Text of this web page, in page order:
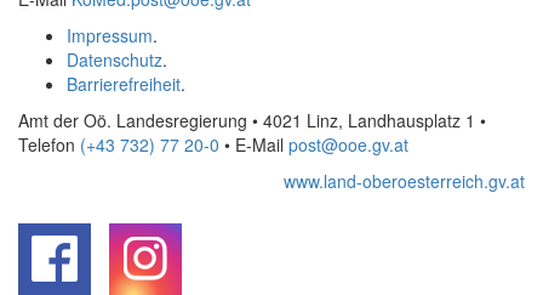
Impressum.
Datenschutz.
Barrierefreiheit.
Amt der Oö. Landesregierung • 4021 Linz, Landhausplatz 1 •
Telefon (+43 732) 77 20-0 • E-Mail post@ooe.gv.at
www.land-oberoesterreich.gv.at